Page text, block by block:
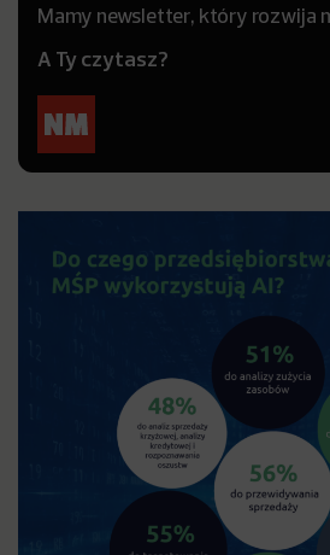
Mamy newsletter, który rozwija
A Ty czytasz?